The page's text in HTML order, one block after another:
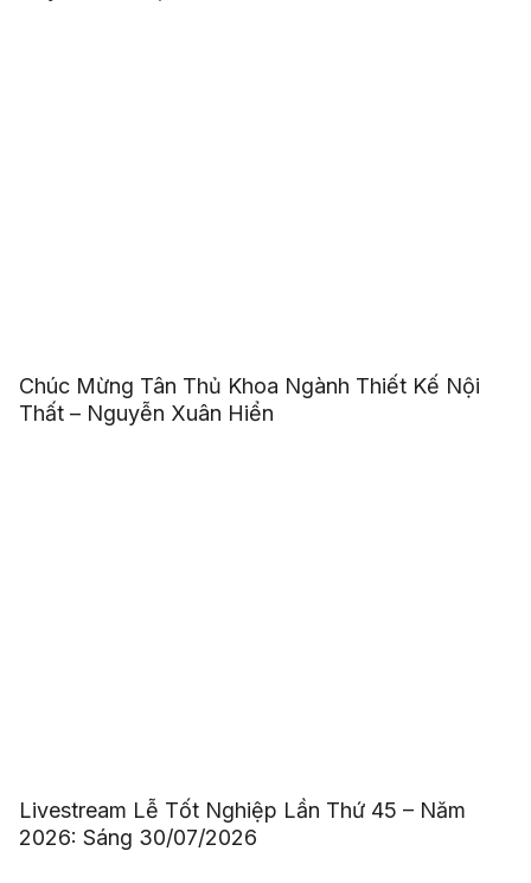
Chúc Mừng Tân Thủ Khoa Ngành Thiết Kế Nội
Thất – Nguyễn Xuân Hiển
Livestream Lễ Tốt Nghiệp Lần Thứ 45 – Năm
2026: Sáng 30/07/2026